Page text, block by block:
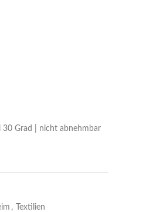
30 Grad | nicht abnehmbar
, Textilien